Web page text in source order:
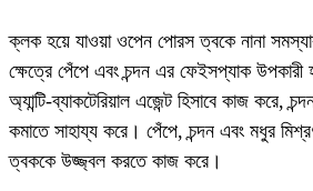
ক্লক হয়ে যাওয়া ওপেন পোরস ত্বকে নানা
ক্ষেত্রে পেঁপে এবং চন্দন এর ফেইসপ্যাক
অ্যান্টি-ব্যাকটেরিয়াল এজেন্ট হিসাবে কাজ করে,
কমাতে সাহায্য করে। পেঁপে, চন্দন এবং মধুর
ত্বককে উজ্জ্বল করতে কাজ করে।